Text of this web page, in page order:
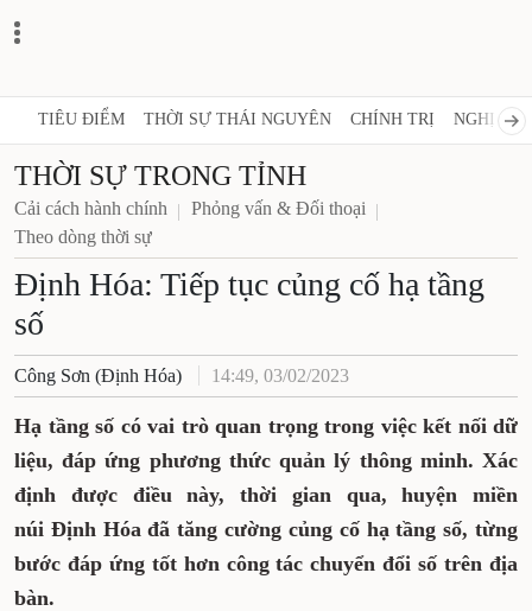
TIÊU ĐIỂM THỜI SỰ THÁI NGUYÊN CHÍNH TRỊ NGHỊ
THỜI SỰ TRONG TỈNH
Cải cách hành chính
Phỏng vấn & Đối thoại
Theo dòng thời sự
Định Hóa: Tiếp tục củng cố hạ tầng
số
Công Sơn (Định Hóa) 14:49, 03/02/2023
Hạ tầng số có vai trò quan trọng trong việc kết nối dữ
liệu, đáp ứng phương thức quản lý thông minh. Xác
định được điều này, thời gian qua, huyện miền
núi Định Hóa đã tăng cường củng cố hạ tầng số, từng
bước đáp ứng tốt hơn công tác chuyển đổi số trên địa
bàn.